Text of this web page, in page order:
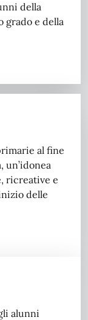
della
grado e della
al fine
un’idonea
ricreative e
delle
alunni